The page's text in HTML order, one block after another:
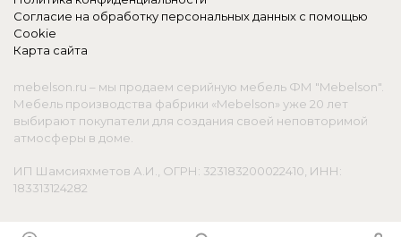
Согласие на обработку персональных данных с помощью
Cookie
Карта сайта
mebelson.ru – мы продаем серийную мебель ФМ "Mebelson".
Мебель производства фабрики «Mebelson» уже 20 лет
выбирают покупатели для создания своей неповторимой
атмосферы в доме.
ИП Шамсияхметов А.И., ОГРН: 323183200022410, ИНН:
183313124282